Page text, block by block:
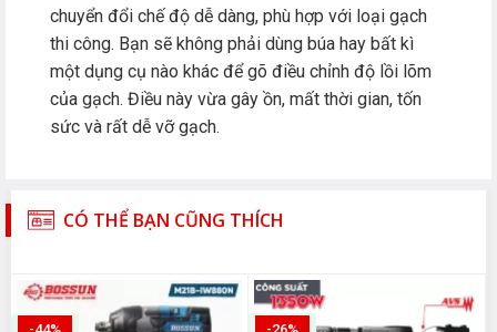
chuyển đổi chế độ dễ dàng, phù hợp với loại gạch
thi công. Bạn sẽ không phải dùng búa hay bất kì
một dụng cụ nào khác để gõ điều chỉnh độ lồi lõm
của gạch. Điều này vừa gây ồn, mất thời gian, tốn
sức và rất dễ vỡ gạch.
CÓ THỂ BẠN CŨNG THÍCH
-44% -26%